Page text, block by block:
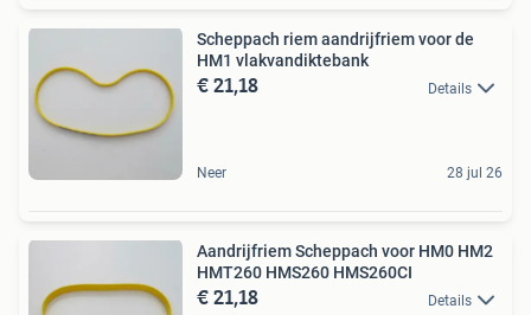
Scheppach riem aandrijfriem voor de
HM1 vlakvandiktebank
€ 21,18 Details
Neer 28 jul 26
Aandrijfriem Scheppach voor HM0 HM2
HMT260 HMS260 HMS260CI
€ 21,18 Details